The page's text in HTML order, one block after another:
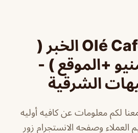
كافيه أوليه Olé Cafe الخبر (
+الموقع ) -
الشرقية
لكم معلومات عن كافيه أوليه
العملاء وصفحه الانستجرام زور